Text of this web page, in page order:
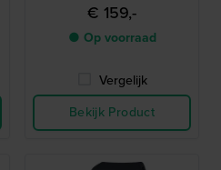
€ 159,-
● Op voorraad
Vergelijk
Bekijk Product